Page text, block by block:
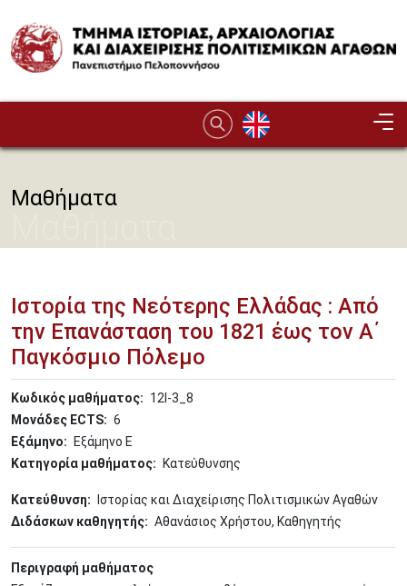
Image
Μαθήματα
Ιστορία της Νεότερης Ελλάδας : Από
την Επανάσταση του 1821 έως τον Α΄
Παγκόσμιο Πόλεμο
Κωδικός μαθήματος
12Ι-3_8
Μονάδες ECTS
6
Εξάμηνο
Εξάμηνο Ε
Κατηγορία μαθήματος
Κατεύθυνσης
Κατεύθυνση
Ιστορίας και Διαχείρισης Πολιτισμικών Αγαθών
Διδάσκων καθηγητής
Αθανάσιος Χρήστου, Καθηγητής
Περιγραφή μαθήματος